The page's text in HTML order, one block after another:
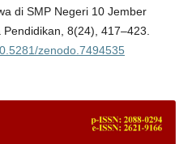
di SMP Negeri 10 Jember
8(24), 417–423.
zenodo.7494535